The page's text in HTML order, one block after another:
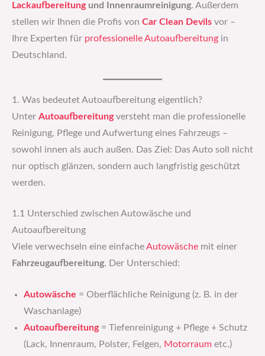
Lackaufbereitungund Innenraumreinigung. Außerdem
stellen wir Ihnen die Profis von Car Clean Devils vor –
Ihre Experten für professionelle Autoaufbereitung in
Deutschland.
1. Was bedeutet Autoaufbereitung eigentlich?
Unter Autoaufbereitungversteht man die professionelle
Reinigung, Pflege und Aufwertung eines Fahrzeugs –
sowohl innen als auch außen. Das Ziel: Das Auto soll nicht
nur optisch glänzen, sondern auch langfristig geschützt
werden.
1.1 Unterschied zwischen Autowäsche und
Autoaufbereitung
Viele verwechseln eine einfache Autowäsche mit einer
Fahrzeugaufbereitung. Der Unterschied:
Autowäsche = Oberflächliche Reinigung (z. B. in der
Waschanlage)
Autoaufbereitung= Tiefenreinigung + Pflege + Schutz
(Lack, Innenraum, Polster, Felgen, Motorraum etc.)